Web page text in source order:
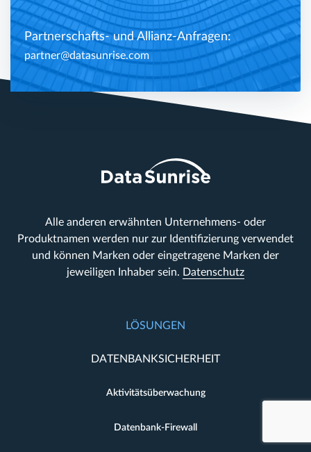
Partnerschafts- und Allianz-Anfragen:
partner@datasunrise.com
Alle anderen erwähnten Unternehmens- oder
Produktnamen werden nur zur Identifizierung verwendet
und können Marken oder eingetragene Marken der
jeweiligen Inhaber sein. Datenschutz
LÖSUNGEN
DATENBANKSICHERHEIT
Aktivitätsüberwachung
Datenbank-Firewall